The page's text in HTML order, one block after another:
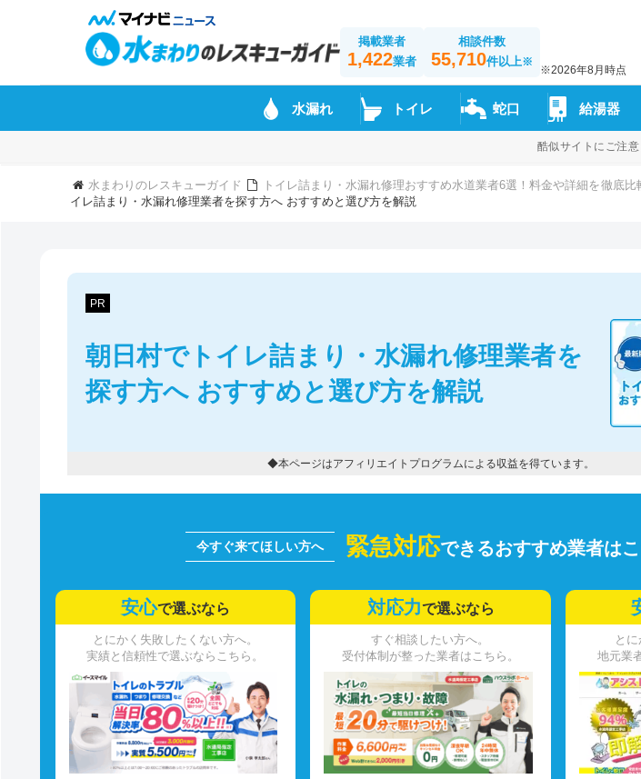
掲載業者
1,422業者
相談件数
55,710件以上※
※2026年8月時点
水漏れ トイレ 蛇口 給湯器
酷似サイトにご注
水まわりのレスキューガイド トイレ詰まり・水漏れ修理おすすめ水道業者6選！料金や詳細を徹底比
イレ詰まり・水漏れ修理業者を探す方へ おすすめと選び方を解説
PR
朝日村でトイレ詰まり・水漏れ修理業者を
探す方へ おすすめと選び方を解説
◆本ページはアフィリエイトプログラムによる収益を得ています。
緊急対応できるおすすめ業者は
安心で選ぶなら
とにかく失敗したくない方へ。
実績と信頼性で選ぶならこちら。
対応力で選ぶなら
すぐ相談したい方へ。
受付体制が整った業者はこちら。
と
地元業